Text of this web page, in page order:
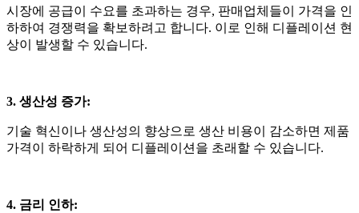
시장에 공급이 수요를 초과하는 경우, 판매업체들이 가격을 인
하하여 경쟁력을 확보하려고 합니다. 이로 인해 디플레이션 현
상이 발생할 수 있습니다.
3. 생산성 증가:
기술 혁신이나 생산성의 향상으로 생산 비용이 감소하면 제품
가격이 하락하게 되어 디플레이션을 초래할 수 있습니다.
4. 금리 인하: